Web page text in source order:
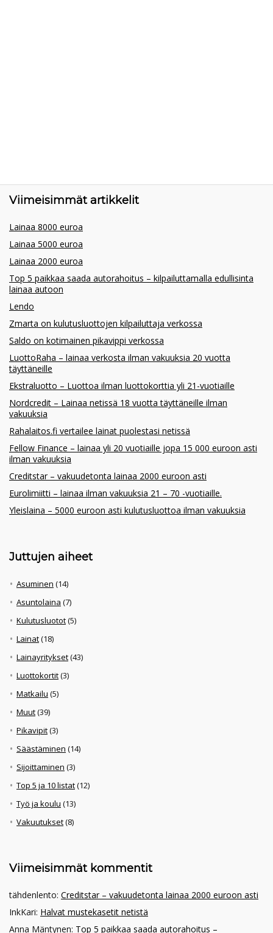
Viimeisimmät artikkelit
Lainaa 8000 euroa
Lainaa 5000 euroa
Lainaa 2000 euroa
Top 5 paikkaa saada autorahoitus – kilpailuttamalla edullisinta
lainaa autoon
Lendo
Zmarta on kulutusluottojen kilpailuttaja verkossa
Saldo on kotimainen pikavippi verkossa
LuottoRaha – lainaa verkosta ilman vakuuksia 20 vuotta
täyttäneille
Ekstraluotto – Luottoa ilman luottokorttia yli 21-vuotiaille
Nordcredit – Lainaa netissä 18 vuotta täyttäneille ilman
vakuuksia
Rahalaitos.fi vertailee lainat puolestasi netissä
Fellow Finance – lainaa yli 20 vuotiaille jopa 15 000 euroon asti
ilman vakuuksia
Creditstar – vakuudetonta lainaa 2000 euroon asti
Eurolimiitti – lainaa ilman vakuuksia 21 – 70 -vuotiaille.
Yleislaina – 5000 euroon asti kulutusluottoa ilman vakuuksia
Juttujen aiheet
Asuminen (14)
Asuntolaina (7)
Kulutusluotot(5)
Lainat(18)
Lainayritykset(43)
Luottokortit(3)
Matkailu (5)
Muut(39)
Pikavipit(3)
Säästäminen (14)
Sijoittaminen (3)
Top 5 ja 10 listat(12)
Työ ja koulu (13)
Vakuutukset(8)
Viimeisimmät kommentit
tähdenlento: Creditstar – vakuudetonta lainaa 2000 euroon asti
InkKari: Halvat mustekasetit netistä
Anna Mäntynen: Top 5 paikkaa saada autorahoitus –